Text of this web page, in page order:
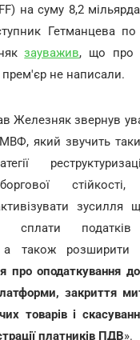
на суму 8,2
Гетманцева по
зауважив, що про
прем'єр не написали.
Железняк звернув
який звучить
зусилля
сплати податків
а також розширити
про оподаткування
закриття
товарів і
платників ПДВ».